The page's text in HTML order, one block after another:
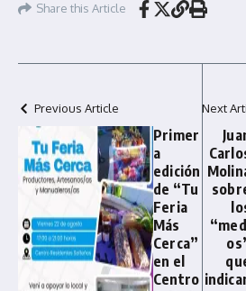
Share this Article
Previous Article
Primer
a
edición
de “Tu
Feria
Más
Cerca”
en el
Centro
Next